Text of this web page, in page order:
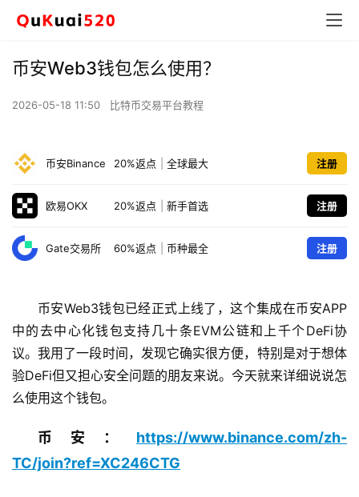
币安Web3钱包怎么使用？
2026-05-18 11:50 比特币交易平台教程
币安Binance 20%返点 全球最大 注册
欧易OKX 20%返点 新手首选 注册
Gate交易所 60%返点 币种最全 注册
币安Web3钱包已经正式上线了，这个集成在币安APP
中的去中心化钱包支持几十条EVM公链和上千个DeFi协
议。我用了一段时间，发现它确实很方便，特别是对于想体
验DeFi但又担心安全问题的朋友来说。今天就来详细说说怎
么使用这个钱包。
币安： https://www.binance.com/zh-
TC/join?ref=XC246CTG